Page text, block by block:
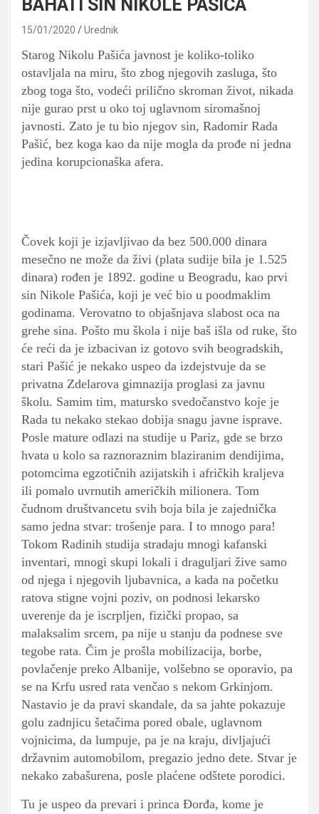
BAHATI SIN NIKOLE PAŠIĆA
15/01/2020 Urednik
Starog Nikolu Pašića javnost je koliko-toliko
ostavljala na miru, što zbog njegovih zasluga, što
zbog toga što, vodeći prilično skroman život, nikada
nije gurao prst u oko toj uglavnom siromašnoj
javnosti. Zato je tu bio njegov sin, Radomir Rada
Pašić, bez koga kao da nije mogla da prođe ni jedna
jedina korupcionaška afera.
Čovek koji je izjavljivao da bez 500.000 dinara
mesečno ne može da živi (plata sudije bila je 1.525
dinara) rođen je 1892. godine u Beogradu, kao prvi
sin Nikole Pašića, koji je već bio u poodmaklim
godinama. Verovatno to objašnjava slabost oca na
grehe sina. Pošto mu škola i nije baš išla od ruke, što
će reći da je izbacivan iz gotovo svih beogradskih,
stari Pašić je nekako uspeo da izdejstvuje da se
privatna Zdelarova gimnazija proglasi za javnu
školu. Samim tim, matursko svedočanstvo koje je
Rada tu nekako stekao dobija snagu javne isprave.
Posle mature odlazi na studije u Pariz, gde se brzo
hvata u kolo sa raznoraznim blaziranim dendijima,
potomcima egzotičnih azijatskih i afričkih kraljeva
ili pomalo uvrnutih američkih milionera. Tom
čudnom društvancetu svih boja bila je zajednička
samo jedna stvar: trošenje para. I to mnogo para!
Tokom Radinih studija stradaju mnogi kafanski
inventari, mnogi skupi lokali i draguljari žive samo
od njega i njegovih ljubavnica, a kada na početku
ratova stigne vojni poziv, on podnosi lekarsko
uverenje da je iscrpljen, fizički propao, sa
malaksalim srcem, pa nije u stanju da podnese sve
tegobe rata. Čim je prošla mobilizacija, borbe,
povlačenje preko Albanije, volšebno se oporavio, pa
se na Krfu usred rata venčao s nekom Grkinjom.
Nastavio je da pravi skandale, da sa jahte pokazuje
golu zadnjicu šetačima pored obale, uglavnom
vojnicima, da lumpuje, pa je na kraju, divljajući
državnim automobilom, pregazio jedno dete. Stvar je
nekako zabašurena, posle plaćene odštete porodici.
Tu je uspeo da prevari i princa Đorđa, kome je